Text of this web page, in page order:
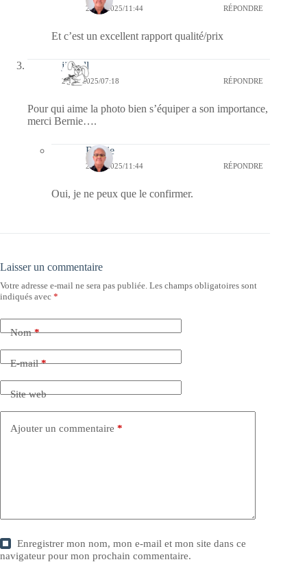
25/05/2025/11:44 RÉPONDRE
Et c’est un excellent rapport qualité/prix
jill bill
24/05/2025/07:18 RÉPONDRE
Pour qui aime la photo bien s’équiper a son importance,
merci Bernie….
Bernie
25/05/2025/11:44 RÉPONDRE
Oui, je ne peux que le confirmer.
Laisser un commentaire
Votre adresse e-mail ne sera pas publiée. Les champs obligatoires sont
indiqués avec *
Nom*
E-mail*
Site web
Ajouter un commentaire *
Enregistrer mon nom, mon e-mail et mon site dans ce
navigateur pour mon prochain commentaire.